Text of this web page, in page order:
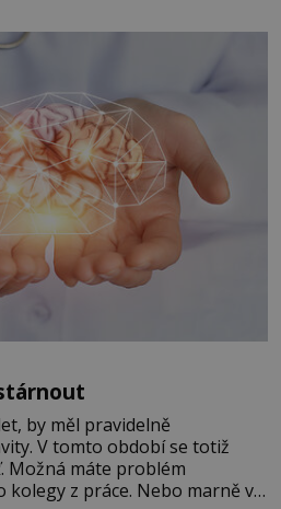
by měl pravidelně
V tomto období se totiž
Možná máte problém
kolegy z práce. Nebo marně v